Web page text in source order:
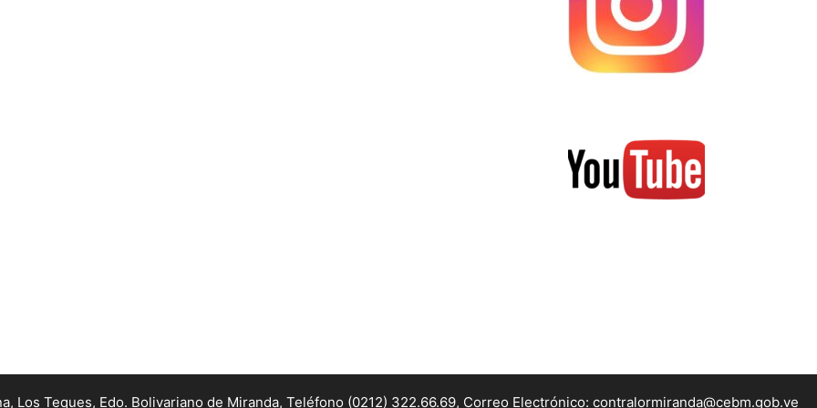
Los Teques, Edo. Bolivariano de Miranda, Teléfono (0212) 322.66.69, Correo Electrónico: contralormiranda@cebm.gob.ve